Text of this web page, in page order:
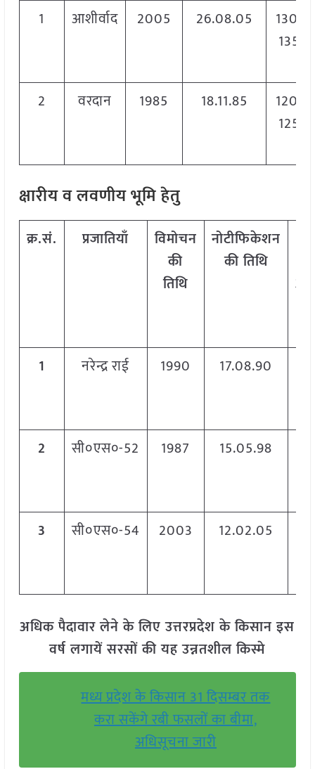
1
आशीर्वाद 2005 26.08.05
130-
135
2 वरदान 1985 18.11.85
120-
125
क्षारीय व लवणीय भूमि हेतु
क्र.सं. प्रजातियाँ
विमोचन
की
तिथि
नोटीफिकेशन
की तिथि
1
नरेन्द्र राई 1990 17.08.90
2 सी०एस०-52 1987 15.05.98
3 सी०एस०-54 2003 12.02.05
अधिक पैदावार लेने के लिए उत्तरप्रदेश के किसान इस
वर्ष लगायें सरसों की यह उन्नतशील किस्मे
मध्य प्रदेश के किसान 31 दिसम्बर तक
करा सकेंगे रबी फसलों का बीमा,
अधिसूचना जारी